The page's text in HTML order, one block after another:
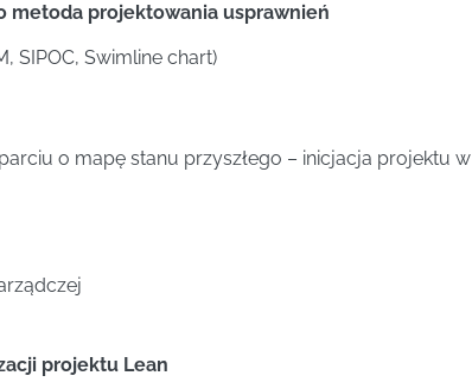
metoda projektowania usprawnień
SIPOC, Swimline chart)
o mapę stanu przyszłego – inicjacja projektu w
projektu Lean